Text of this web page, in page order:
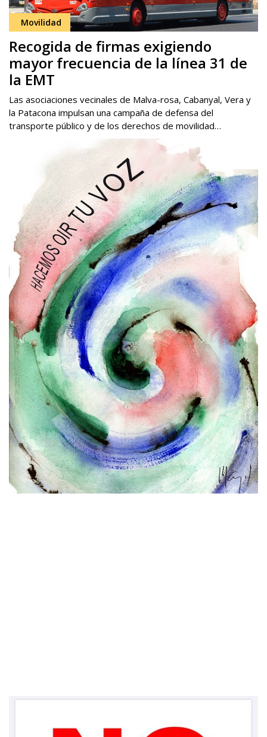
Movilidad
Recogida de firmas exigiendo
mayor frecuencia de la línea 31 de
la EMT
Las asociaciones vecinales de Malva-rosa, Cabanyal, Vera y
la Patacona impulsan una campaña de defensa del
transporte público y de los derechos de movilidad…